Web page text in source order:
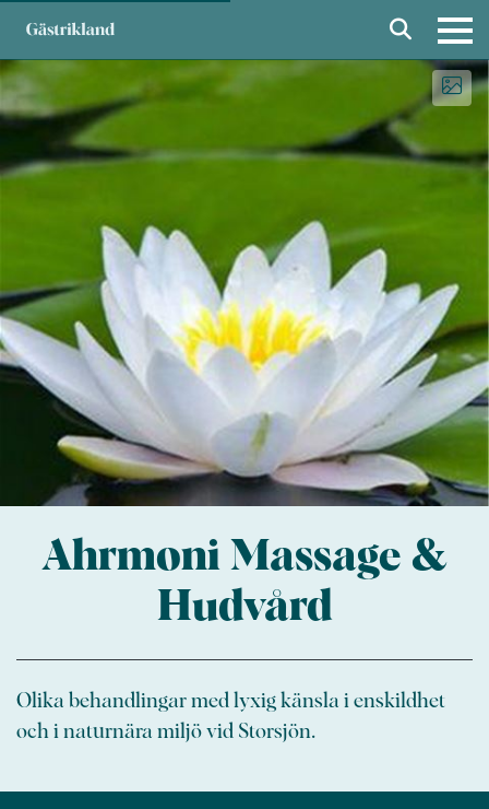
Ahrmoni Massage &
Hudvård
Olika behandlingar med lyxig känsla i enskildhet
och i naturnära miljö vid Storsjön.